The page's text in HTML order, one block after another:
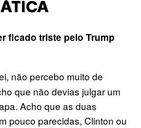
ficado triste pelo Trump
não percebo muito de
que não devias julgar um
Acho que as duas
pouco parecidas, Clinton ou